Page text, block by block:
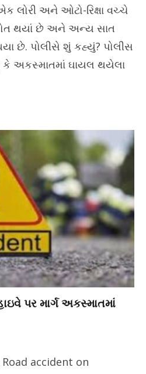
લોરી અને ઓટો-રિક્ષા વચ્ચે
મોત થયાં છે અને અન્ય સાત
છે. પોલીસે શું કહ્યું? પોલીસ
અકસ્માતમાં ઘાયલ થયેલા
પર માર્ગ અકસ્માતમાં
accident on